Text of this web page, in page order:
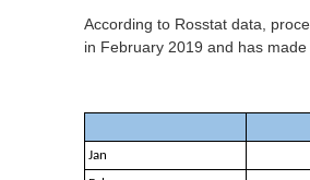
According to Rosstat data,
in February 2019 and has
Jan